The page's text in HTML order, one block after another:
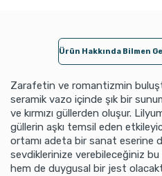
Ürün Hakkında Bilmen
Zarafetin ve romantizmin
seramik vazo içinde şık bir
ve kırmızı güllerden oluşur.
güllerin aşkı temsil eden
ortamı adeta bir sanat eserine
sevdiklerinize verebileceğiniz
hem de duygusal bir jest